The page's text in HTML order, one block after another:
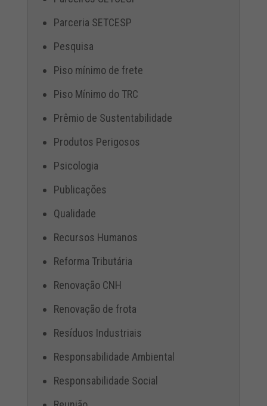
Parceria SETCESP
Pesquisa
Piso mínimo de frete
Piso Mínimo do TRC
Prêmio de Sustentabilidade
Produtos Perigosos
Psicologia
Publicações
Qualidade
Recursos Humanos
Reforma Tributária
Renovação CNH
Renovação de frota
Resíduos Industriais
Responsabilidade Ambiental
Responsabilidade Social